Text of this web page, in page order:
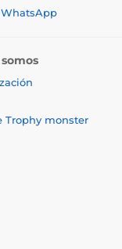
WhatsApp
Trophy monster